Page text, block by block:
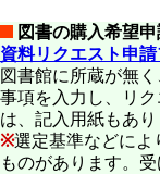
図書の購入希望
資料リクエスト申
図書館に所蔵が無
事項を入力し、リ
は、記入用紙もあり
※選定基準などによ
ものがあります。